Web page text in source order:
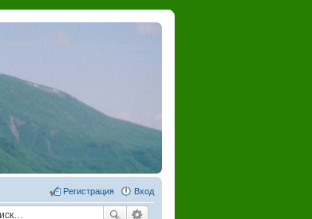
Вход
Регистрация